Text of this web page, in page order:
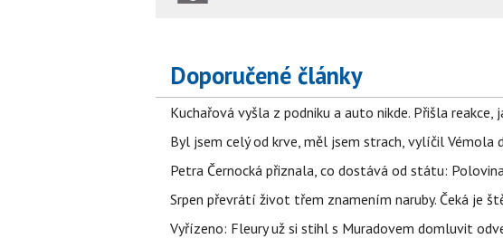
Doporučené články
Kuchařová vyšla z podniku a auto nikde. Přišla reakce,
Byl jsem celý od krve, měl jsem strach, vylíčil Vémola
Petra Černocká přiznala, co dostává od státu:
Srpen převrátí život třem znamením naruby. Čeká je
Vyřízeno: Fleury už si stihl s Muradovem domluvit